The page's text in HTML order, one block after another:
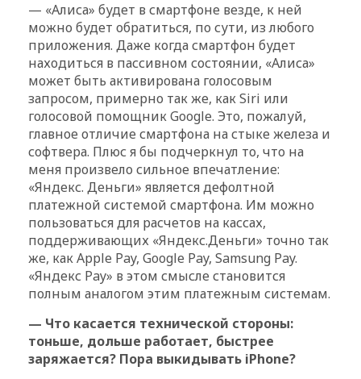
— «Алиса» будет в смартфоне везде, к ней
можно будет обратиться, по сути, из любого
приложения. Даже когда смартфон будет
находиться в пассивном состоянии, «Алиса»
может быть активирована голосовым
запросом, примерно так же, как Siri или
голосовой помощник Google. Это, пожалуй,
главное отличие смартфона на стыке железа и
софтвера. Плюс я бы подчеркнул то, что на
меня произвело сильное впечатление:
«Яндекс. Деньги» является дефолтной
платежной системой смартфона. Им можно
пользоваться для расчетов на кассах,
поддерживающих «Яндекс.Деньги» точно так
же, как Apple Pay, Google Pay, Samsung Pay.
«Яндекс Pay» в этом смысле становится
полным аналогом этим платежным системам.
— Что касается технической стороны:
тоньше, дольше работает, быстрее
заряжается? Пора выкидывать iPhone?